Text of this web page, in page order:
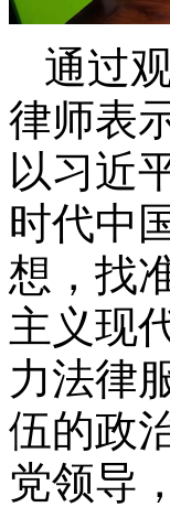
通过
律师表
以习近
时代中
想，找
主义现
力法律
伍的政
党领导